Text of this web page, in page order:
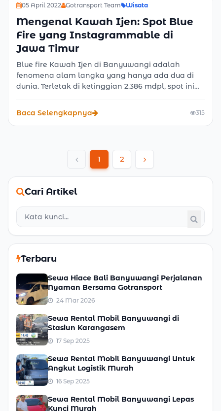
05 April 2022 Gotransport Team Wisata
Mengenal Kawah Ijen: Spot Blue
Fire yang Instagrammable di
Jawa Timur
Blue fire Kawah Ijen di Banyuwangi adalah
fenomena alam langka yang hanya ada dua di
dunia. Terletak di ketinggian 2.386 mdpl, spot ini
rental mobil Banyuwangi Gotransport agar
perjalanan ke Ijen lebih nyaman.
Baca Selengkapnya 315
Previous
1 2 Next
Cari Artikel
Terbaru
Sewa Hiace Bali Banyuwangi Perjalanan
Nyaman Bersama Gotransport
24 Mar 2026
Sewa Rental Mobil Banyuwangi di
Stasiun Karangasem
17 Sep 2025
Sewa Rental Mobil Banyuwangi Untuk
Angkut Logistik Murah
16 Sep 2025
Sewa Rental Mobil Banyuwangi Lepas
Kunci Murah